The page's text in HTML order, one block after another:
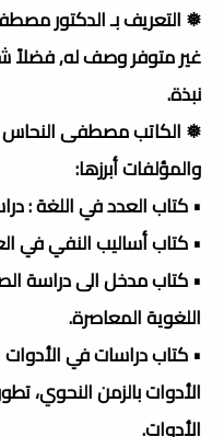
❅ التعريف بـ الدكتور
غير متوفر وصف له, فضلاً
نبذة.
❅ الكاتب مصطفى
والمؤلفات أبرزها:
• كتاب العدد في اللغة :
• كتاب أساليب النفي في
• كتاب مدخل الى دراسة
اللغوية المعاصرة.
• كتاب دراسات في الأدوات
الأدوات بالزمن النحوي،
الأدوات.